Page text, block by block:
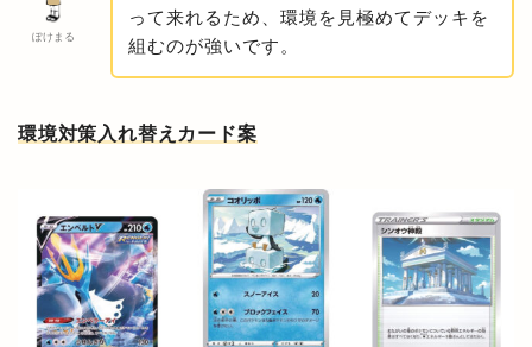
ぽけまる
って来れるため、環境を見極めてデッキを
組むのが強いです。
環境対策入れ替えカード案